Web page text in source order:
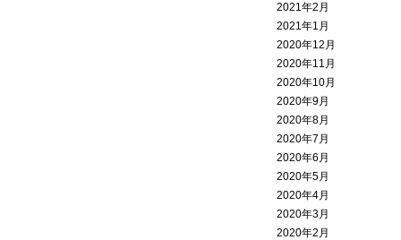
2021年2月
2021年1月
2020年12月
2020年11月
2020年10月
2020年9月
2020年8月
2020年7月
2020年6月
2020年5月
2020年4月
2020年3月
2020年2月